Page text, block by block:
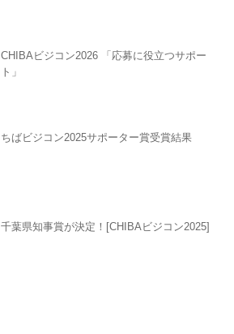
CHIBAビジコン2026 「応募に役立つサポー
ト」
ちばビジコン2025サポーター賞受賞結果
千葉県知事賞が決定！[CHIBAビジコン2025]